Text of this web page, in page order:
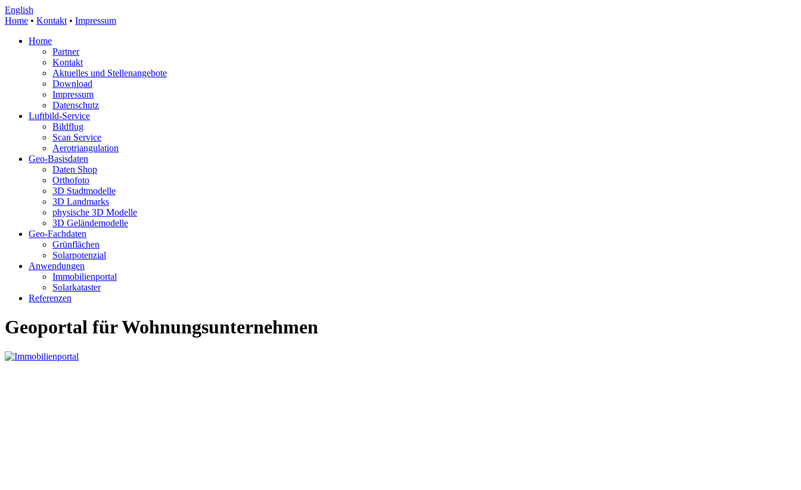
English
Home • Kontakt • Impressum
Home
Partner
Kontakt
Aktuelles und Stellenangebote
Download
Impressum
Datenschutz
Luftbild-Service
Bildflug
Scan Service
Aerotriangulation
Geo-Basisdaten
Daten Shop
Orthofoto
3D Stadtmodelle
3D Landmarks
physische 3D Modelle
3D Geländemodelle
Geo-Fachdaten
Grünflächen
Solarpotenzial
Anwendungen
Immobilienportal
Solarkataster
Referenzen
Geoportal für Wohnungsunternehmen